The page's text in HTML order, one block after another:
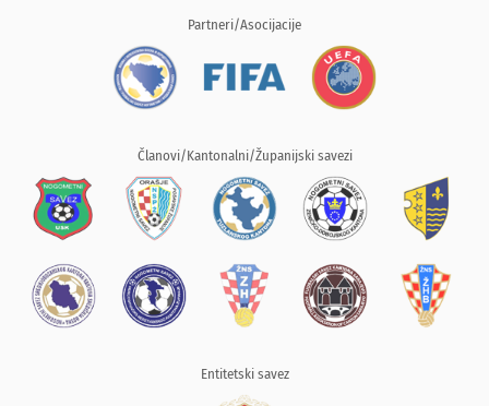
Partneri/Asocijacije
Članovi/Kantonalni/Županijski savezi
Entitetski savez